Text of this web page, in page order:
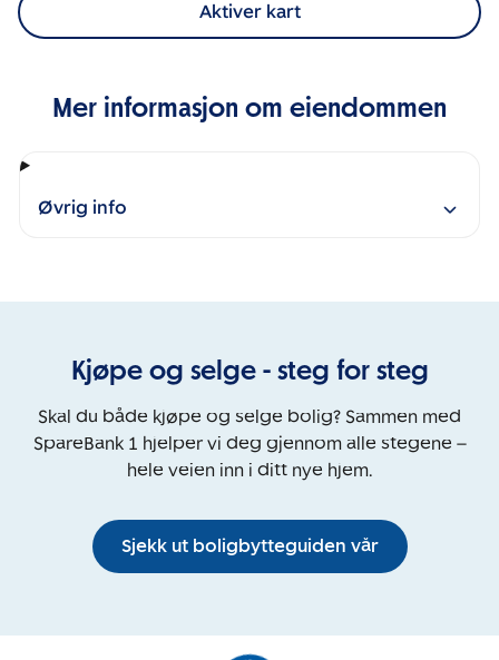
Aktiver kart
Mer informasjon om eiendommen
Øvrig info
Kjøpe og selge - steg for steg
Skal du både kjøpe og selge bolig? Sammen med
SpareBank 1 hjelper vi deg gjennom alle stegene –
hele veien inn i ditt nye hjem.
Sjekk ut boligbytteguiden vår